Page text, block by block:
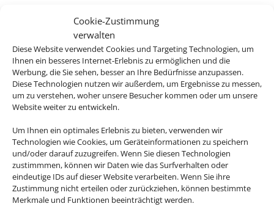
Cookie-Zustimmung
verwalten
Diese Website verwendet Cookies und Targeting Technologien, um
Ihnen ein besseres Internet-Erlebnis zu ermöglichen und die
Werbung, die Sie sehen, besser an Ihre Bedürfnisse anzupassen.
Diese Technologien nutzen wir außerdem, um Ergebnisse zu messen,
um zu verstehen, woher unsere Besucher kommen oder um unsere
Website weiter zu entwickeln.
Um Ihnen ein optimales Erlebnis zu bieten, verwenden wir
Technologien wie Cookies, um Geräteinformationen zu speichern
und/oder darauf zuzugreifen. Wenn Sie diesen Technologien
zustimmmen, können wir Daten wie das Surfverhalten oder
eindeutige IDs auf dieser Website verarbeiten. Wenn Sie ihre
Zustimmung nicht erteilen oder zurückziehen, können bestimmte
Merkmale und Funktionen beeinträchtigt werden.
Ihr Mietwagenexperte für
den perfekten Urlaub.
Bei uns finden Sie Mietwagen für über 120 Länder und an
mehr als 8.000 Stationen weltweit. Egal ob Spanien, Italien,
USA oder Neuseeland – wir haben für jedes Reiseziel das
Z
Alles Inklusive